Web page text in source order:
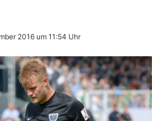
2016 um 11:54 Uhr